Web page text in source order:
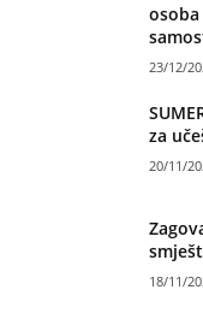
23/12/
za
20/11/
18/11/